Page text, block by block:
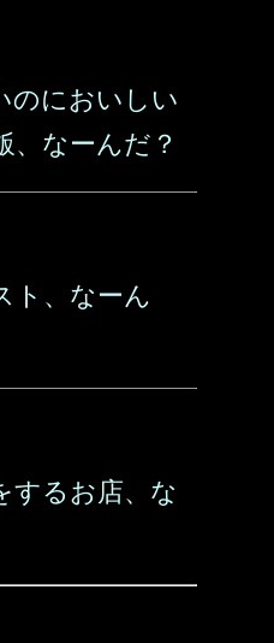
のにおいしい
、なーんだ？
ト、なーん
するお店、な